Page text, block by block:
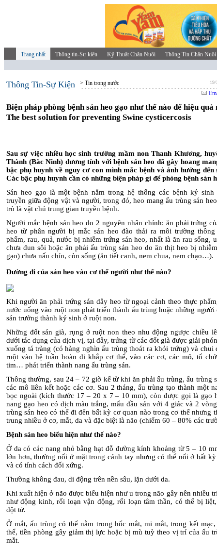
Trang nhất Thông tin-Sự kiện Kỹ Thuật Chăn Nuôi Thông Tin Chăn Nuôi
Thông Tin-Sự Kiện > Tin trong nước
Biện pháp phòng bệnh sán heo gạo như thế nào để hiệu quả
The best solution for preventing Swine cysticercosis
Sau sự việc nhiều học sinh trường mầm non Thanh Khương,
Thành (Bắc Ninh) dương tính với bệnh sán heo đã gây hoang
bậc phụ huynh về nguy cơ con mình mắc bệnh và ảnh hưởng đến
Các bậc phụ huynh cần có những biện pháp gì để phòng bệnh sán
Sán heo gạo là một bệnh nằm trong hệ thống các bệnh ký
truyền giữa động vật và người, trong đó, heo mang ấu trùng sán
trò là vật chủ trung gian truyền bệnh.
Người mắc bệnh sán heo do 2 nguyên nhân chính: ăn phải trứng
heo từ phân người bị mắc sán heo đào thải ra môi trường
phẩm, rau, quả, nước bị nhiễm trứng sán heo, nhất là ăn rau sống,
chưa đun sôi hoặc ăn phải ấu trùng sán heo do ăn thịt heo bị
gạo) chưa nấu chín, còn sống (ăn tiết canh, nem chua, nem chạo…).
Đường đi của sán heo vào cơ thể người như thế nào?
Khi người ăn phải trứng sán dây heo từ ngoại cảnh theo thực
nước uống vào ruột non phát triển thành ấu trùng hoặc những người
sán trưởng thành ký sinh ở ruột non.
Những đốt sán già, rụng ở ruột non theo nhu động ngược chiều
dưới tác dụng của dịch vị, tại đây, trứng từ các đốt già được giải
xuống tá tràng (có hàng nghìn ấu trùng thoát ra khỏi trứng) và chui
ruột vào hệ tuần hoàn đi khắp cơ thể, vào các cơ, các mô, tổ
tim… phát triển thành nang ấu trùng sán.
Thông thường, sau 24 – 72 giờ kể từ khi ăn phải ấu trùng, ấu trùng
các mô liên kết hoặc các cơ. Sau 2 tháng, ấu trùng tạo thành một
bọc ngoài (kích thước 17 – 20 x 7 – 10 mm), còn được gọi là gạo
nang gạo heo có dịch màu trắng, mẩu đầu sán với 4 giác và 2
trùng sán heo có thể đi đến bất kỳ cơ quan nào trong cơ thể nhưng
trung nhiều ở cơ, mắt, da và đặc biệt là não (chiếm 60 – 80% các
Bệnh sán heo biểu hiện như thế nào?
Ở da có các nang nhỏ bằng hạt đỗ đường kính khoảng từ 5 – 10
lớn hơn, thường nổi ở mặt trong cánh tay nhưng có thể nổi ở bất
và có tính cách đối xứng.
Thường không đau, di động trên nền sâu, lặn dưới da.
Khi xuất hiện ở não được biểu hiện như u trong não gây nên nhiều
như động kinh, rối loạn vận động, rối loạn tâm thần, có thể bị
đột tử.
Ở mắt, ấu trùng có thể nằm trong hốc mắt, mi mắt, trong kết
thể, tiền phòng gây giảm thị lực hoặc bị mù tuỳ theo vị trí của ấu
mắt.